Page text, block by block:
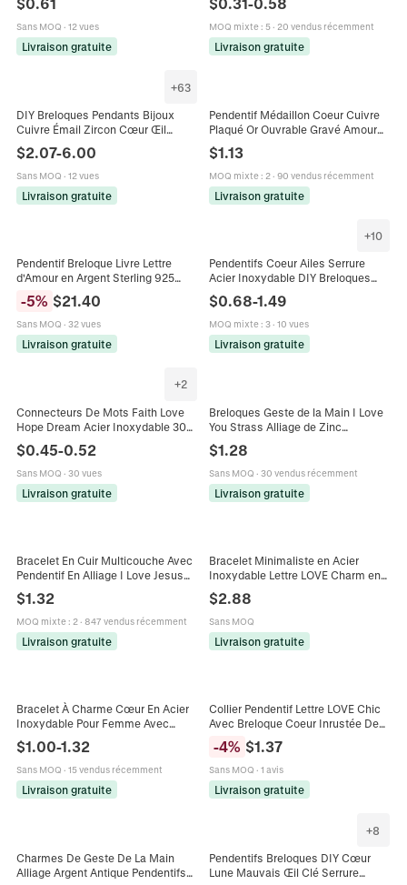
DIY Bracelet Collier Femme
$0.61
Sans MOQ · 12 vues
Livraison gratuite
$0.31-0.58
MOQ mixte: 5· 20 vendus récemment
Livraison gratuite
+63
DIY Breloques Pendants Bijoux
Cuivre Émail Zircon Cœur Œil
Love Hot Mama
$2.07-6.00
Sans MOQ · 12 vues
Livraison gratuite
Pendentif Médaillon Coeur Cuivre
Plaqué Or Ouvrable Gravé Amour
Femmes Création Bijoux
$1.13
MOQ mixte: 2· 90 vendus récemment
Livraison gratuite
Pendentif Breloque Livre Lettre
d'Amour en Argent Sterling 925
Avec Cœur Rouge Émaillé Zirconia
Pour Bracelet DIY Bijoux Femme
-5% $21.40
Sans MOQ · 32 vues
Livraison gratuite
+10
Pendentifs Coeur Ailes Serrure
Acier Inoxydable DIY Breloques
Pour Création De Bijoux Vintage
Love Poli Miroir Accessoires
$0.68-1.49
MOQ mixte: 3· 10 vues
Livraison gratuite
+2
Connecteurs De Mots Faith Love
Hope Dream Acier Inoxydable 304
Pour DIY Bijoux
$0.45-0.52
Sans MOQ · 30 vues
Livraison gratuite
Breloques Geste de la Main I Love
You Strass Alliage de Zinc
Bijoux DIY Collier Bracelet
Accessoire
$1.28
Sans MOQ · 30 vendus récemment
Livraison gratuite
Bracelet En Cuir Multicouche Avec
Pendentif En Alliage I Love Jesus
Corde Tressée Rétro Perles En Bois
Bijoux Religieux
$1.32
MOQ mixte: 2· 847 vendus récemment
Livraison gratuite
Bracelet Minimaliste en Acier
Inoxydable Lettre LOVE Charm en
Écriture Cursive Plaqué Or 18K
Chaîne Réglable Bracelet pour
Femme Bijoux
$2.88
Sans MOQ
Livraison gratuite
Bracelet À Charme Cœur En Acier
Inoxydable Pour Femme Avec
Incrustation De Nacre Gravé Love
Élégant
$1.00-1.32
Sans MOQ · 15 vendus récemment
Livraison gratuite
Collier Pendentif Lettre LOVE Chic
Avec Breloque Coeur Inrustée De
Strass Bijoux En Acier Titane
Cuivre Pour Femmes
-4% $1.37
Sans MOQ · 1 avis
Livraison gratuite
Charmes De Geste De La Main
Alliage Argent Antique Pendentifs
+8
Pendentifs Breloques DIY Cœur
Lune Mauvais Œil Clé Serrure